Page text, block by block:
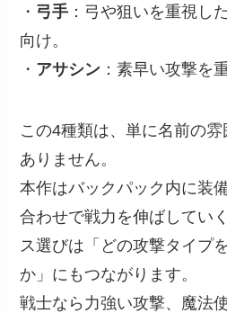
・ 弓手 ：弓や狙いを重視し
向け。
・ アサシン ：素早い攻撃を
この4種類は、単に名前の
ありません。
本作はバックパック内に装
合わせで戦力を伸ばしてい
ス選びは「どの攻撃タイプ
か」にもつながります。
戦士なら力強い攻撃、魔法